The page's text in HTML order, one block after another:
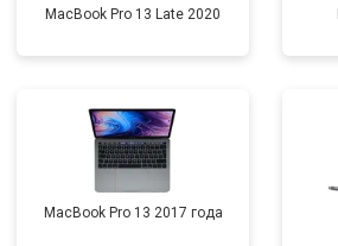
MacBook Pro 13 Late 2020
MacBook Pro 13 2017 года